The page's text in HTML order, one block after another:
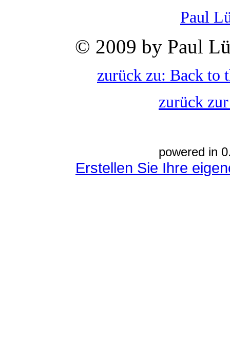
Paul
© 2009 by Paul
zurück zu: Back to
zurück
powered in
Erstellen Sie Ihre